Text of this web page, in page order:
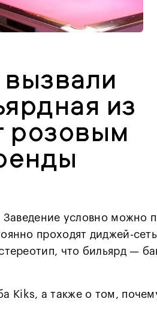
из
розовым
условно можно
проходят диджей-
что бильярд —
Kiks, а также о том,